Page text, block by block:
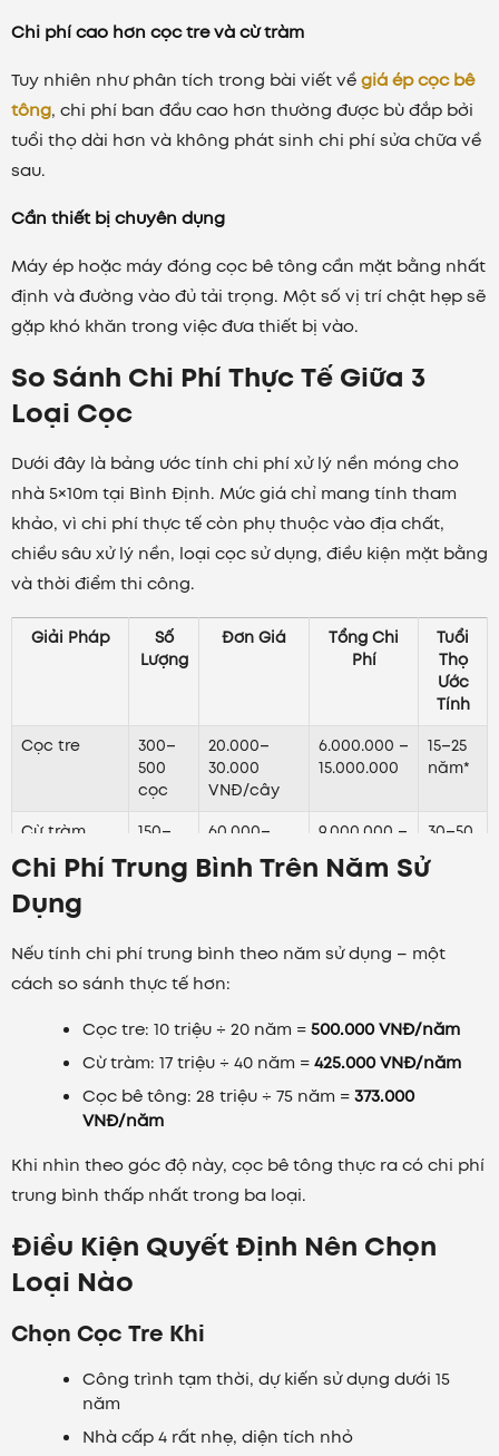
Chi phí cao hơn cọc tre và cừ tràm
Tuy nhiên như phân tích trong bài viết vềgiá ép cọc bê
tông, chi phí ban đầu cao hơn thường được bù đắp bởi
tuổi thọ dài hơn và không phát sinh chi phí sửa chữa về
sau.
Cần thiết bị chuyên dụng
Máy ép hoặc máy đóng cọc bê tông cần mặt bằng nhất
định và đường vào đủ tải trọng. Một số vị trí chật hẹp sẽ
gặp khó khăn trong việc đưa thiết bị vào.
So Sánh Chi Phí Thực Tế Giữa 3
Loại Cọc
Dưới đây là bảng ước tính chi phí xử lý nền móng cho
nhà 5×10m tại Bình Định. Mức giá chỉ mang tính tham
khảo, vì chi phí thực tế còn phụ thuộc vào địa chất,
chiều sâu xử lý nền, loại cọc sử dụng, điều kiện mặt bằng
và thời điểm thi công.
Giải Pháp
Số
Lượng
Đơn Giá
Tổng Chi
Phí
Tuổi
Thọ
Ước
Tính
Cọc tre
300–
500
cọc
20.000–
30.000
VNĐ/cây
6.000.000 –
15.000.000
15–25
năm*
Cừ tràm
150–
cọc
60.000–
100.000
VNĐ/cây
9.000.000 –
25.000.000
30–50
năm*
Cọc bê
tông
200×200mm
VNĐ/cây
35.000.000
năm
Chi Phí Trung Bình Trên Năm Sử
Dụng
Nếu tính chi phí trung bình theo năm sử dụng – một
cách so sánh thực tế hơn:
Cọc tre: 10 triệu ÷ 20 năm =500.000 VNĐ/năm
Cừ tràm: 17 triệu ÷ 40 năm =425.000 VNĐ/năm
Cọc bê tông: 28 triệu ÷ 75 năm =373.000
VNĐ/năm
Khi nhìn theo góc độ này, cọc bê tông thực ra có chi phí
trung bình thấp nhất trong ba loại.
Điều Kiện Quyết Định Nên Chọn
Loại Nào
Chọn Cọc Tre Khi
Công trình tạm thời, dự kiến sử dụng dưới 15
năm
Nhà cấp 4 rất nhẹ, diện tích nhỏ